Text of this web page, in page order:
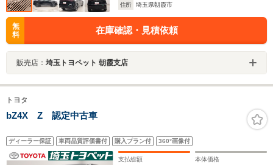
住所
埼玉県朝霞市
無
料
在庫確認・見積依頼
販売店： 埼玉トヨペット 朝霞支店
トヨタ
bZ4X Z 認定中古車
ディーラー保証 車両品質評価書付 購入プラン付 360°画像付
支払総額 本体価格